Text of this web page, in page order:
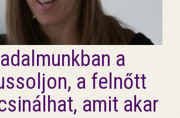
a
a felnőtt
amit akar